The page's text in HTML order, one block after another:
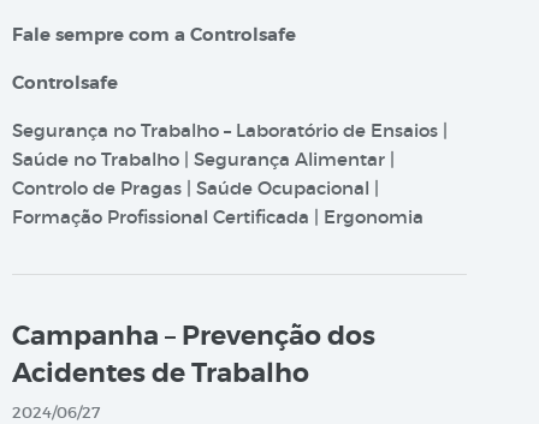
Fale sempre com a Controlsafe
Controlsafe
Segurança no Trabalho – Laboratório de Ensaios |
Saúde no Trabalho | Segurança Alimentar |
Controlo de Pragas | Saúde Ocupacional |
Formação Profissional Certificada | Ergonomia
Campanha – Prevenção dos
Acidentes de Trabalho
2024/06/27